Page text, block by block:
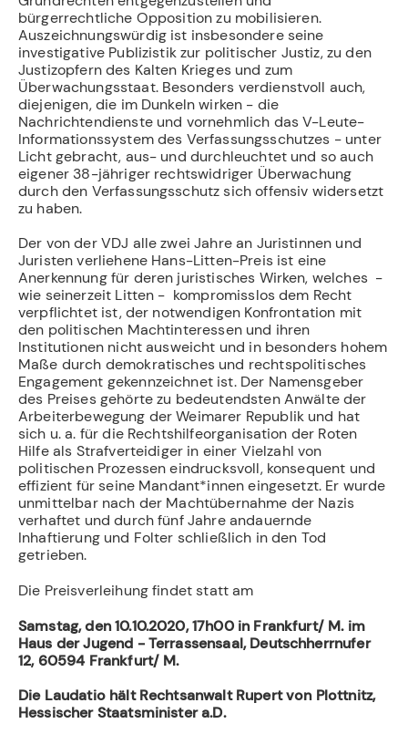
bürgerrechtliche Opposition zu mobilisieren.
Auszeichnungswürdig ist insbesondere seine
investigative Publizistik zur politischer Justiz, zu den
Justizopfern des Kalten Krieges und zum
Überwachungsstaat. Besonders verdienstvoll auch,
diejenigen, die im Dunkeln wirken - die
Nachrichtendienste und vornehmlich das V-Leute-
Informationssystem des Verfassungsschutzes - unter
Licht gebracht, aus- und durchleuchtet und so auch
eigener 38-jähriger rechtswidriger Überwachung
durch den Verfassungsschutz sich offensiv widersetzt
zu haben.
Der von der VDJ alle zwei Jahre an Juristinnen und
Juristen verliehene Hans-Litten-Preis ist eine
Anerkennung für deren juristisches Wirken, welches -
wie seinerzeit Litten - kompromisslos dem Recht
verpflichtet ist, der notwendigen Konfrontation mit
den politischen Machtinteressen und ihren
Institutionen nicht ausweicht und in besonders hohem
Maße durch demokratisches und rechtspolitisches
Engagement gekennzeichnet ist. Der Namensgeber
des Preises gehörte zu bedeutendsten Anwälte der
Arbeiterbewegung der Weimarer Republik und hat
sich u. a. für die Rechtshilfeorganisation der Roten
Hilfe als Strafverteidiger in einer Vielzahl von
politischen Prozessen eindrucksvoll, konsequent und
effizient für seine Mandant*innen eingesetzt. Er wurde
unmittelbar nach der Machtübernahme der Nazis
verhaftet und durch fünf Jahre andauernde
Inhaftierung und Folter schließlich in den Tod
getrieben.
Die Preisverleihung findet statt am
Samstag, den 10.10.2020, 17h00 in Frankfurt/ M. im
Haus der Jugend - Terrassensaal, Deutschherrnufer
12, 60594 Frankfurt/ M.
Die Laudatio hält Rechtsanwalt Rupert von Plottnitz,
Hessischer Staatsminister a.D.